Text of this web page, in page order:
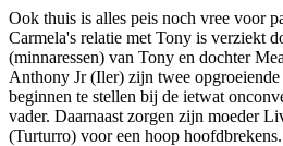
Ook thuis is alles peis noch vree voor
Carmela's relatie met Tony is verziekt
(minnaressen) van Tony en dochter
Anthony Jr (Iler) zijn twee
beginnen te stellen bij de ietwat
vader. Daarnaast zorgen zijn moeder
(Turturro) voor een hoop hoofdbrekens.